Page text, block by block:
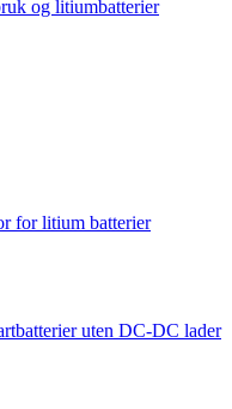
og litiumbatterier
for litium batterier
uten DC-DC lader